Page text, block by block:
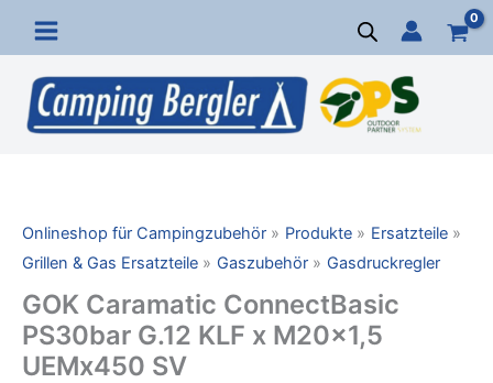
Inhalt
springen
Onlineshop für Campingzubehör Produkte
Ersatzteile
Grillen & Gas Ersatzteile
Gaszubehör Gasdruckregler
GOK Caramatic ConnectBasic
PS30bar G.12 KLF x M20x1,5
UEMx450 SV